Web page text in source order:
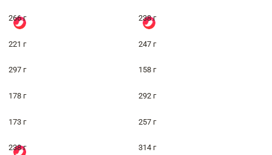
266 г 238 г
221 г 247 г
297 г 158 г
178 г 292 г
173 г 257 г
238 г 314 г